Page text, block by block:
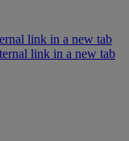
link in a new tab
link in a new tab